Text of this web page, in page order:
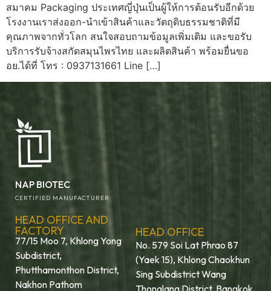
สมาคม Packaging ประเทศญี่ปุ่นเป็นผู้ให้การต้อนรับอีกด้วย
โรงงานเราส่งออก-นำเข้าสินค้าและวัตถุดิบธรรมชาติที่มี
คุณภาพจากทั่วโลก สนใจสอบถามข้อมูลเพิ่มเติม และขอรับ
บริการรับจ้างสกัดสมุนไพรไทย และผลิตสินค้า พร้อมยื่นขอ
อย.ได้ที่ โทร : 0937131661 Line […]
NAP BIOTEC
CERTIFIED MANUFACTURER
HEAD OFFICE AND
FACTORY
77/15 Moo 7, Khlong Yong
Subdistrict,
Phutthamonthon District,
Nakhon Pathom
HEAD OFFICE
No. 579 Soi Lat Phrao 87
(Yaek 15), Khlong Chaokhun
Sing Subdistrict Wang
Thonglang District, Bangkok